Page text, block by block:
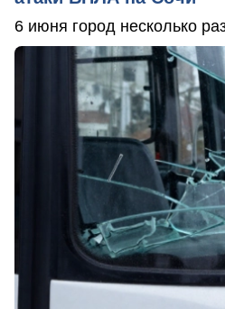
6 июня город несколько